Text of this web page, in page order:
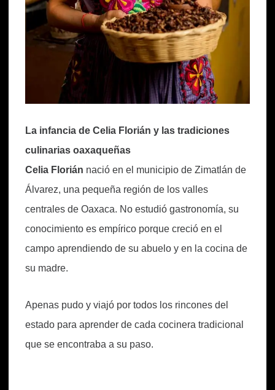
La infancia de Celia Florián y las tradiciones
culinarias oaxaqueñas
Celia Florián nació en el municipio de Zimatlán de
Álvarez, una pequeña región de los valles
centrales de Oaxaca. No estudió gastronomía, su
conocimiento es empírico porque creció en el
campo aprendiendo de su abuelo y en la cocina de
su madre.
Apenas pudo y viajó por todos los rincones del
estado para aprender de cada cocinera tradicional
que se encontraba a su paso.